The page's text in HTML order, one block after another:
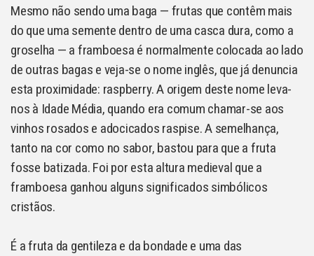
Mesmo não sendo uma baga — frutas que contêm mais
do que uma semente dentro de uma casca dura, como a
groselha — a framboesa é normalmente colocada ao lado
de outras bagas e veja-se o nome inglês, que já denuncia
esta proximidade: raspberry. A origem deste nome leva-
nos à Idade Média, quando era comum chamar-se aos
vinhos rosados e adocicados raspise. A semelhança,
tanto na cor como no sabor, bastou para que a fruta
fosse batizada. Foi por esta altura medieval que a
framboesa ganhou alguns significados simbólicos
cristãos.
É a fruta da gentileza e da bondade e uma das